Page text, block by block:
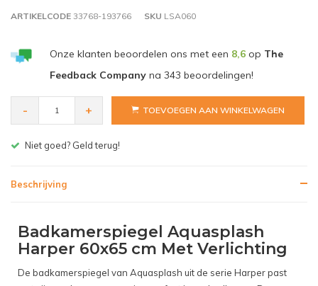
ARTIKELCODE 33768-193766 SKU LSA060
Onze klanten beoordelen ons met een 8,6op The
Feedback Companyna 343 beoordelingen!
- + TOEVOEGEN AAN WINKELWAGEN
Niet goed? Geld terug!
Beschrijving
Badkamerspiegel Aquasplash
Harper 60x65 cm Met Verlichting
De badkamerspiegel van Aquasplash uit de serie Harper past